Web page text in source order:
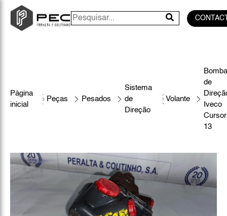
Página
inicial
Peças Pesados
Sistema
de
Direção
Volante
Bomba
de
Iveco
Cursor
13